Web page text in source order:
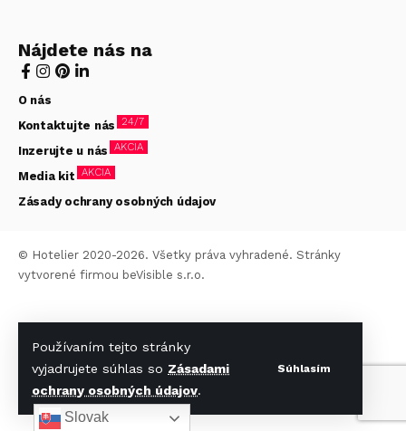
Používaním tejto stránky
vyjadrujete súhlas so Zásadami
ochrany osobných údajov.
Súhlasím
Nájdete nás na
O nás
Kontaktujte nás 24/7
Inzerujte u nás AKCIA
Media kit AKCIA
Zásady ochrany osobných údajov
© Hotelier 2020-2026. Všetky práva vyhradené. Stránky
vytvorené firmou beVisible s.r.o.
Slovak